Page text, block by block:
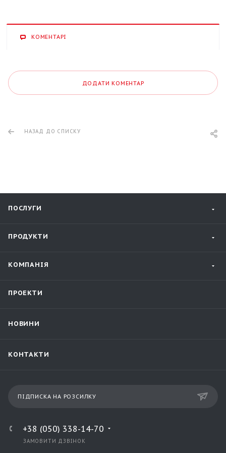
КОМЕНТАРІ
ДОДАТИ КОМЕНТАР
НАЗАД ДО СПИСКУ
ПОСЛУГИ
ПРОДУКТИ
КОМПАНІЯ
ПРОЕКТИ
НОВИНИ
КОНТАКТИ
ПІДПИСКА НА РОЗСИЛКУ
+38 (050) 338-14-70
ЗАМОВИТИ ДЗВІНОК